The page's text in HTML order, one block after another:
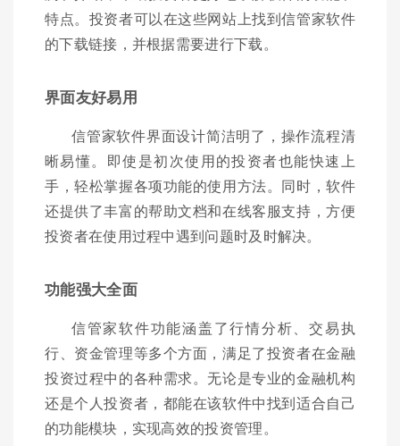
特点。投资者可以在这些网站上找到信管家软件
的下载链接，并根据需要进行下载。
界面友好易用
信管家软件界面设计简洁明了，操作流程清
晰易懂。即使是初次使用的投资者也能快速上
手，轻松掌握各项功能的使用方法。同时，软件
还提供了丰富的帮助文档和在线客服支持，方便
投资者在使用过程中遇到问题时及时解决。
功能强大全面
信管家软件功能涵盖了行情分析、交易执
行、资金管理等多个方面，满足了投资者在金融
投资过程中的各种需求。无论是专业的金融机构
还是个人投资者，都能在该软件中找到适合自己
的功能模块，实现高效的投资管理。